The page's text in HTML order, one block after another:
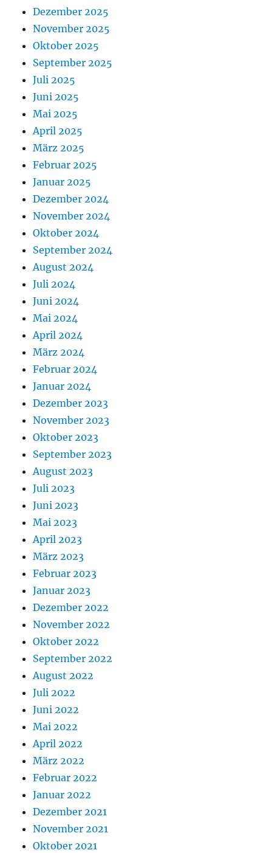
Dezember 2025
November 2025
Oktober 2025
September 2025
Juli 2025
Juni 2025
Mai 2025
April 2025
März 2025
Februar 2025
Januar 2025
Dezember 2024
November 2024
Oktober 2024
September 2024
August 2024
Juli 2024
Juni 2024
Mai 2024
April 2024
März 2024
Februar 2024
Januar 2024
Dezember 2023
November 2023
Oktober 2023
September 2023
August 2023
Juli 2023
Juni 2023
Mai 2023
April 2023
März 2023
Februar 2023
Januar 2023
Dezember 2022
November 2022
Oktober 2022
September 2022
August 2022
Juli 2022
Juni 2022
Mai 2022
April 2022
März 2022
Februar 2022
Januar 2022
Dezember 2021
November 2021
Oktober 2021